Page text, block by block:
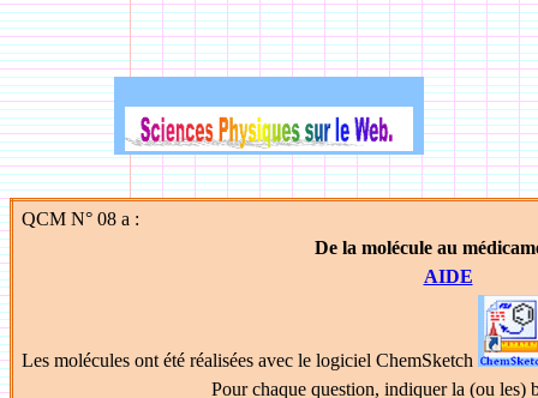
QCM N° 08 a :
De la molécule au
AIDE
Les molécules ont été réalisées avec le logiciel ChemSketch
Pour chaque question, indiquer la (ou les)